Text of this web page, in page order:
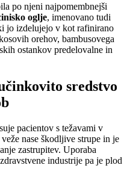
po njeni najpomembnejši
oglje, imenovano tudi
jo izdelujejo v kot rafinirano
orehov, bambusovega
ostankov predelovalne in
sredstvo
pacientov s težavami v
nase škodljive strupe in je
zastrupitev. Uporaba
industrije pa je plod